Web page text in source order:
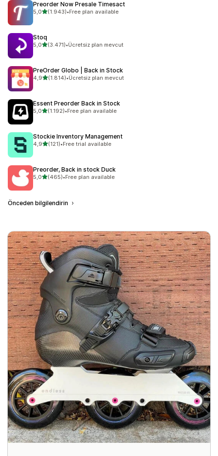
Preorder Now Presale Timesact
5,05 yıldız üzerinden
(1.943)
toplam 1943 değerlendirme
•Free plan available
Stoq
5,05 yıldız üzerinden
(3.471)
toplam 3471 değerlendirme
•Ücretsiz plan mevcut
PreOrder Globo | Back in Stock
4,95 yıldız üzerinden
(1.814)
toplam 1814 değerlendirme
•Ücretsiz plan mevcut
Essent Preorder Back in Stock
5,05 yıldız üzerinden
(1.192)
toplam 1192 değerlendirme
•Free plan available
Stockie Inventory Management
4,95 yıldız üzerinden
(121)
toplam 121 değerlendirme
•Free trial available
Preorder, Back in stock Duck
5,05 yıldız üzerinden
(465)
toplam 465 değerlendirme
•Free plan available
Önceden bilgilendirin